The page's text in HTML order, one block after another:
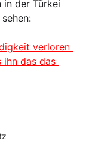
in der Türkei
verloren
ihn das das